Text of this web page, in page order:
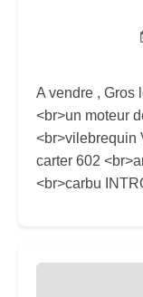
A vendre , Gros
<br>un moteur
<br>vilebrequin
carter 602
<br>carbu